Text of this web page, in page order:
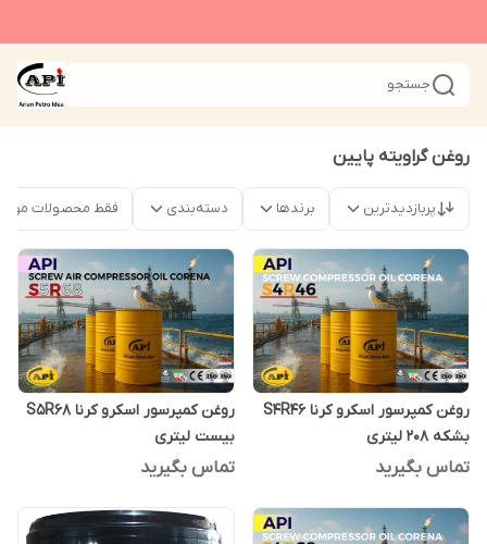
جستجو
روغن گراویته پایین
پربازدیدترین برندها دسته‌بندی فقط محصولات
روغن کمپرسور اسکرو کرنا S4R46
بشکه 208 لیتری
تماس بگیرید
روغن کمپرسور اسکرو کرنا S5R68
بیست لیتری
تماس بگیرید